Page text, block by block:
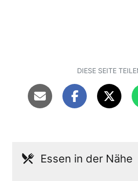
DIESE SEITE
Essen in der Nähe